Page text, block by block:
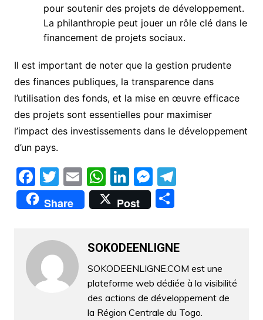
pour soutenir des projets de développement.
La philanthropie peut jouer un rôle clé dans le
financement de projets sociaux.
Il est important de noter que la gestion prudente
des finances publiques, la transparence dans
l’utilisation des fonds, et la mise en œuvre efficace
des projets sont essentielles pour maximiser
l’impact des investissements dans le développement
d’un pays.
F
a
c
b
o
o
T
w
itt
E
m
ai
W
h
at
A
p
p
Li
n
k
dI
n
M
e
s
e
n
g
er
T
a
m
Share Post
P
g
er
SOKODEENLIGNE
SOKODEENLIGNE.COM est une
plateforme web dédiée à la visibilité
des actions de développement de
la Région Centrale du Togo.